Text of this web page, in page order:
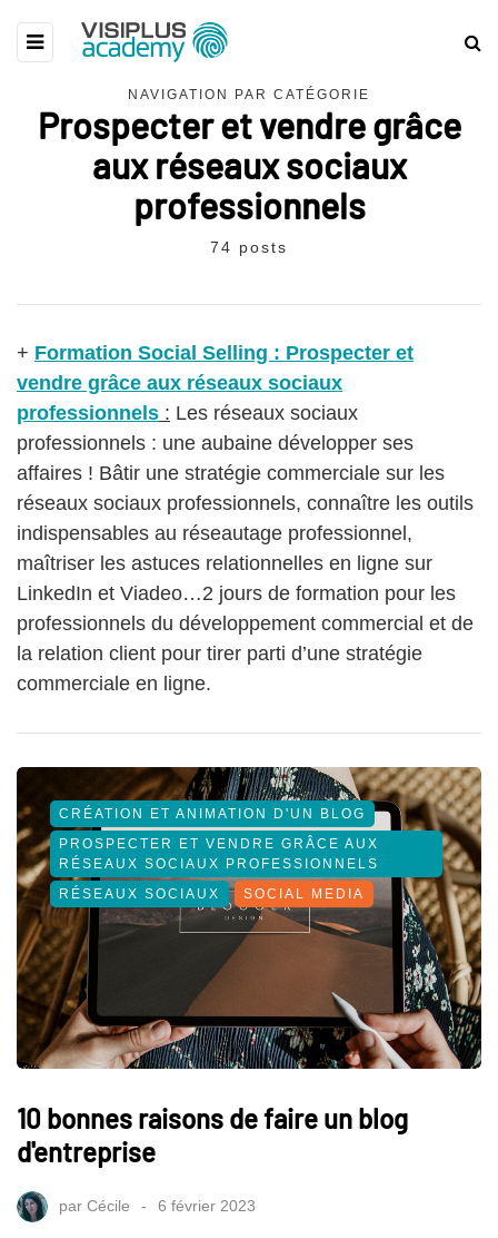
NAVIGATION PAR CATÉGORIE
Prospecter et vendre grâce
aux réseaux sociaux
professionnels
74 posts
+ Formation Social Selling : Prospecter et
vendre grâce aux réseaux sociaux
professionnels : Les réseaux sociaux
professionnels : une aubaine développer ses
affaires ! Bâtir une stratégie commerciale sur les
réseaux sociaux professionnels, connaître les outils
indispensables au réseautage professionnel,
maîtriser les astuces relationnelles en ligne sur
LinkedIn et Viadeo…2 jours de formation pour les
professionnels du développement commercial et de
la relation client pour tirer parti d’une stratégie
commerciale en ligne.
CRÉATION ET ANIMATION D'UN BLOG
PROSPECTER ET VENDRE GRÂCE AUX
RÉSEAUX SOCIAUX PROFESSIONNELS
RÉSEAUX SOCIAUX
SOCIAL MEDIA
10 bonnes raisons de faire un blog
d'entreprise
par Cécile 6 février 2023